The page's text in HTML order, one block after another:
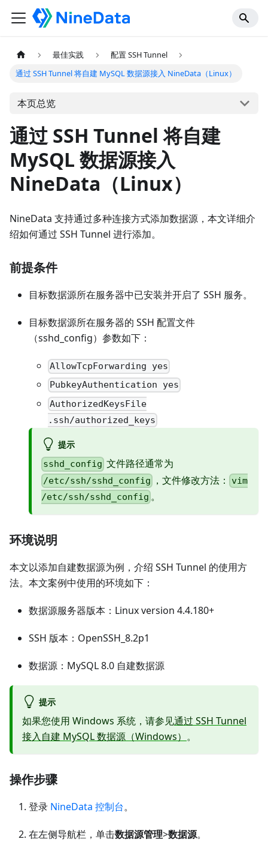
最佳实践
配置 SSH Tunnel
通过 SSH Tunnel 将自建 MySQL 数据源接入 NineData（Linux）
本页总览
通过 SSH Tunnel 将自建
MySQL 数据源接入
NineData（Linux）
NineData 支持通过多种连接方式添加数据源，本文详细介
绍如何通过 SSH Tunnel 进行添加。
前提条件
目标数据源所在服务器中已安装并开启了 SSH 服务。
目标数据源所在服务器的 SSH 配置文件
（sshd_config）参数如下：
AllowTcpForwarding yes
PubkeyAuthentication yes
AuthorizedKeysFile
.ssh/authorized_keys
提示
sshd_config 文件路径通常为
/etc/ssh/sshd_config ，文件修改方法： vim
/etc/ssh/sshd_config 。
环境说明
本文以添加自建数据源为例，介绍 SSH Tunnel 的使用方
法。本文案例中使用的环境如下：
数据源服务器版本：Linux version 4.4.180+
SSH 版本：OpenSSH_8.2p1
数据源：MySQL 8.0 自建数据源
提示
如果您使用 Windows 系统，请参见通过 SSH Tunnel
接入自建 MySQL 数据源（Windows） 。
操作步骤
登录 NineData 控制台。
在左侧导航栏，单击数据源管理>数据源。